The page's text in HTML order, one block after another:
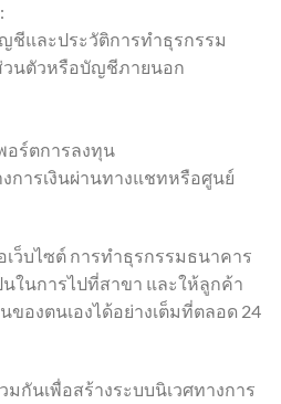
ชีและประวัติการทำธุรกรรม
วนตัวหรือบัญชีภายนอก
อร์ตการลงทุน
การเงินผ่านทางแชทหรือศูนย์
ว็บไซต์ การทำธุรกรรมธนาคาร
ในการไปที่สาขา และให้ลูกค้า
ของตนเองได้อย่างเต็มที่ตลอด 24
มกันเพื่อสร้างระบบนิเวศทางการ